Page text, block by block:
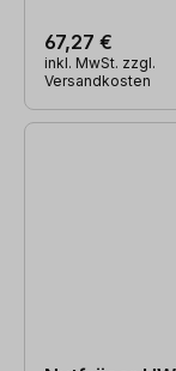
67,27 €
inkl. MwSt. zzgl.
Versandkosten